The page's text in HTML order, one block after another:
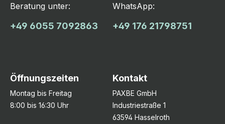
Beratung unter:
+49 6055 7092863
WhatsApp:
+49 176 21798751
Öffnungszeiten
Montag bis Freitag
8:00 bis 16:30 Uhr
Kontakt
PAXBE GmbH
Industriestraße 1
63594 Hasselroth